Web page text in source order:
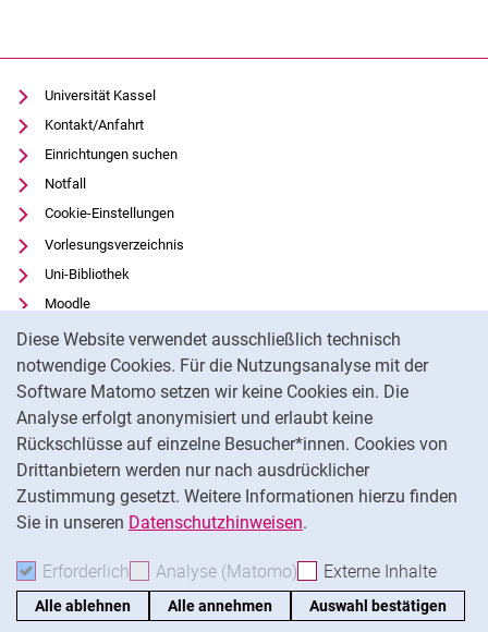
Diese Website verwendet ausschließlich technisch
notwendige Cookies. Für die Nutzungsanalyse mit der
Software Matomo setzen wir keine Cookies ein. Die
Analyse erfolgt anonymisiert und erlaubt keine
Rückschlüsse auf einzelne Besucher*innen. Cookies von
Drittanbietern werden nur nach ausdrücklicher
Zustimmung gesetzt. Weitere Informationen hierzu finden
Sie in unseren Datenschutzhinweisen.
Erforderlich Erforderliche Cookies akzeptieren
Analyse (Matomo) Analyse-Cookies
Externe Inhalte
Alle ablehnen Alle annehmen Auswahl bestätigen
Universität Kassel
Kontakt/Anfahrt
Einrichtungen suchen
Notfall
Cookie-Einstellungen
Vorlesungsverzeichnis
Uni-Bibliothek
Moodle
Panopto
Datenschutz
Barrierefreiheit
Transparenter KI-Einsatz
Impressum